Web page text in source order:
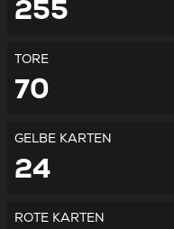
255
TORE
70
GELBE KARTEN
24
ROTE KARTEN